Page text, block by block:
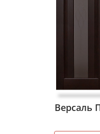
Версаль